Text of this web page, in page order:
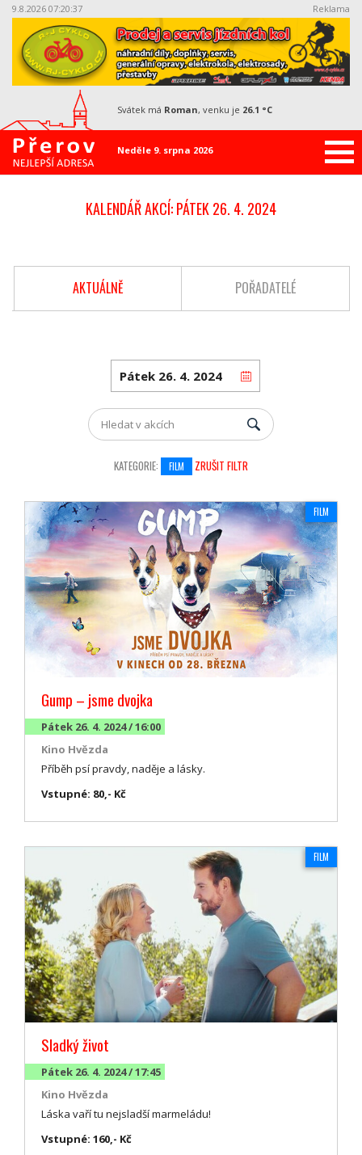
9.8.2026 07:20:38 Reklama
Neděle 9. srpna 2026
svátek má Roman, venku je 26.1 °C
KALENDÁŘ AKCÍ: PÁTEK 26. 4. 2024
AKTUÁLNĚ POŘADATELÉ
KATEGORIE: FILM ZRUŠIT FILTR
FILM
Gump – jsme dvojka
Pátek 26. 4. 2024 / 16:00
Kino Hvězda
Příběh psí pravdy, naděje a lásky.
Vstupné: 80,- Kč
FILM
Sladký život
Pátek 26. 4. 2024 / 17:45
Kino Hvězda
Láska vaří tu nejsladší marmeládu!
Vstupné: 160,- Kč